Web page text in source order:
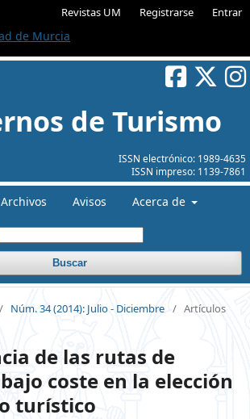
Revistas UM Registrarse Entrar
ISSN electrónico: 1989-4635
ISSN impreso: 1139-7861
de Turismo
Archivos Avisos Acerca de
Buscar
/ Núm. 34 (2014): Julio - Diciembre / Artículos
de las rutas de
coste en la elección
turístico